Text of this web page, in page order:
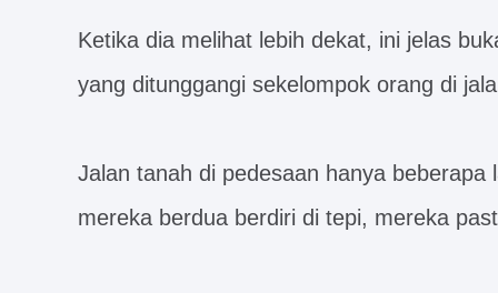
Ketika dia melihat lebih dekat, ini jelas
yang ditunggangi sekelompok orang di
Jalan tanah di pedesaan hanya beberapa
mereka berdua berdiri di tepi, mereka